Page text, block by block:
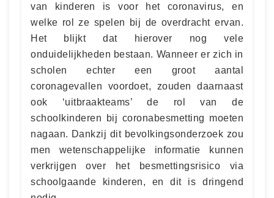
van kinderen is voor het coronavirus, en
welke rol ze spelen bij de overdracht ervan.
Het blijkt dat hierover nog vele
onduidelijkheden bestaan. Wanneer er zich in
scholen echter een groot aantal
coronagevallen voordoet, zouden daarnaast
ook ‘uitbraakteams’ de rol van de
schoolkinderen bij coronabesmetting moeten
nagaan. Dankzij dit bevolkingsonderzoek zou
men wetenschappelijke informatie kunnen
verkrijgen over het besmettingsrisico via
schoolgaande kinderen, en dit is dringend